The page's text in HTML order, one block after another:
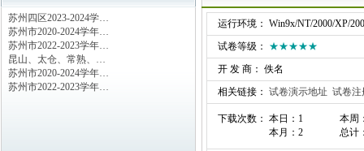
苏州四区2023-2024学…
苏州市2020-2024学年…
苏州市2022-2023学年…
昆山、太仓、常熟、…
苏州市2020-2024学年…
苏州市2022-2023学年…
运行环境： Win9x/NT/2000/XP/
试卷等级： ★★★★★
开 发 商： 佚名
相关链接： 试卷演示地址 试卷注
下载次数： 本日：1
本月：2
本周
总计